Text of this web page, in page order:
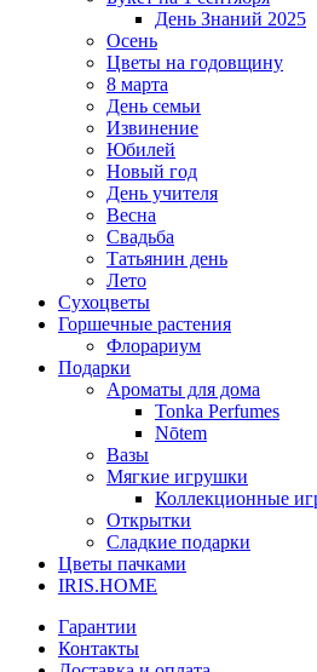
День Знаний 2025
Осень
Цветы на годовщину
8 марта
День семьи
Извинение
Юбилей
Новый год
День учителя
Весна
Свадьба
Татьянин день
Лето
Сухоцветы
Горшечные растения
Флорариум
Подарки
Ароматы для дома
Tonka Perfumes
Nōtem
Вазы
Мягкие игрушки
Коллекционные
Открытки
Сладкие подарки
Цветы пачками
IRIS.HOME
Гарантии
Контакты